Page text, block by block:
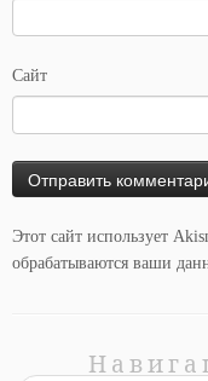
Сайт
Этот сайт использует
обрабатываются ваши